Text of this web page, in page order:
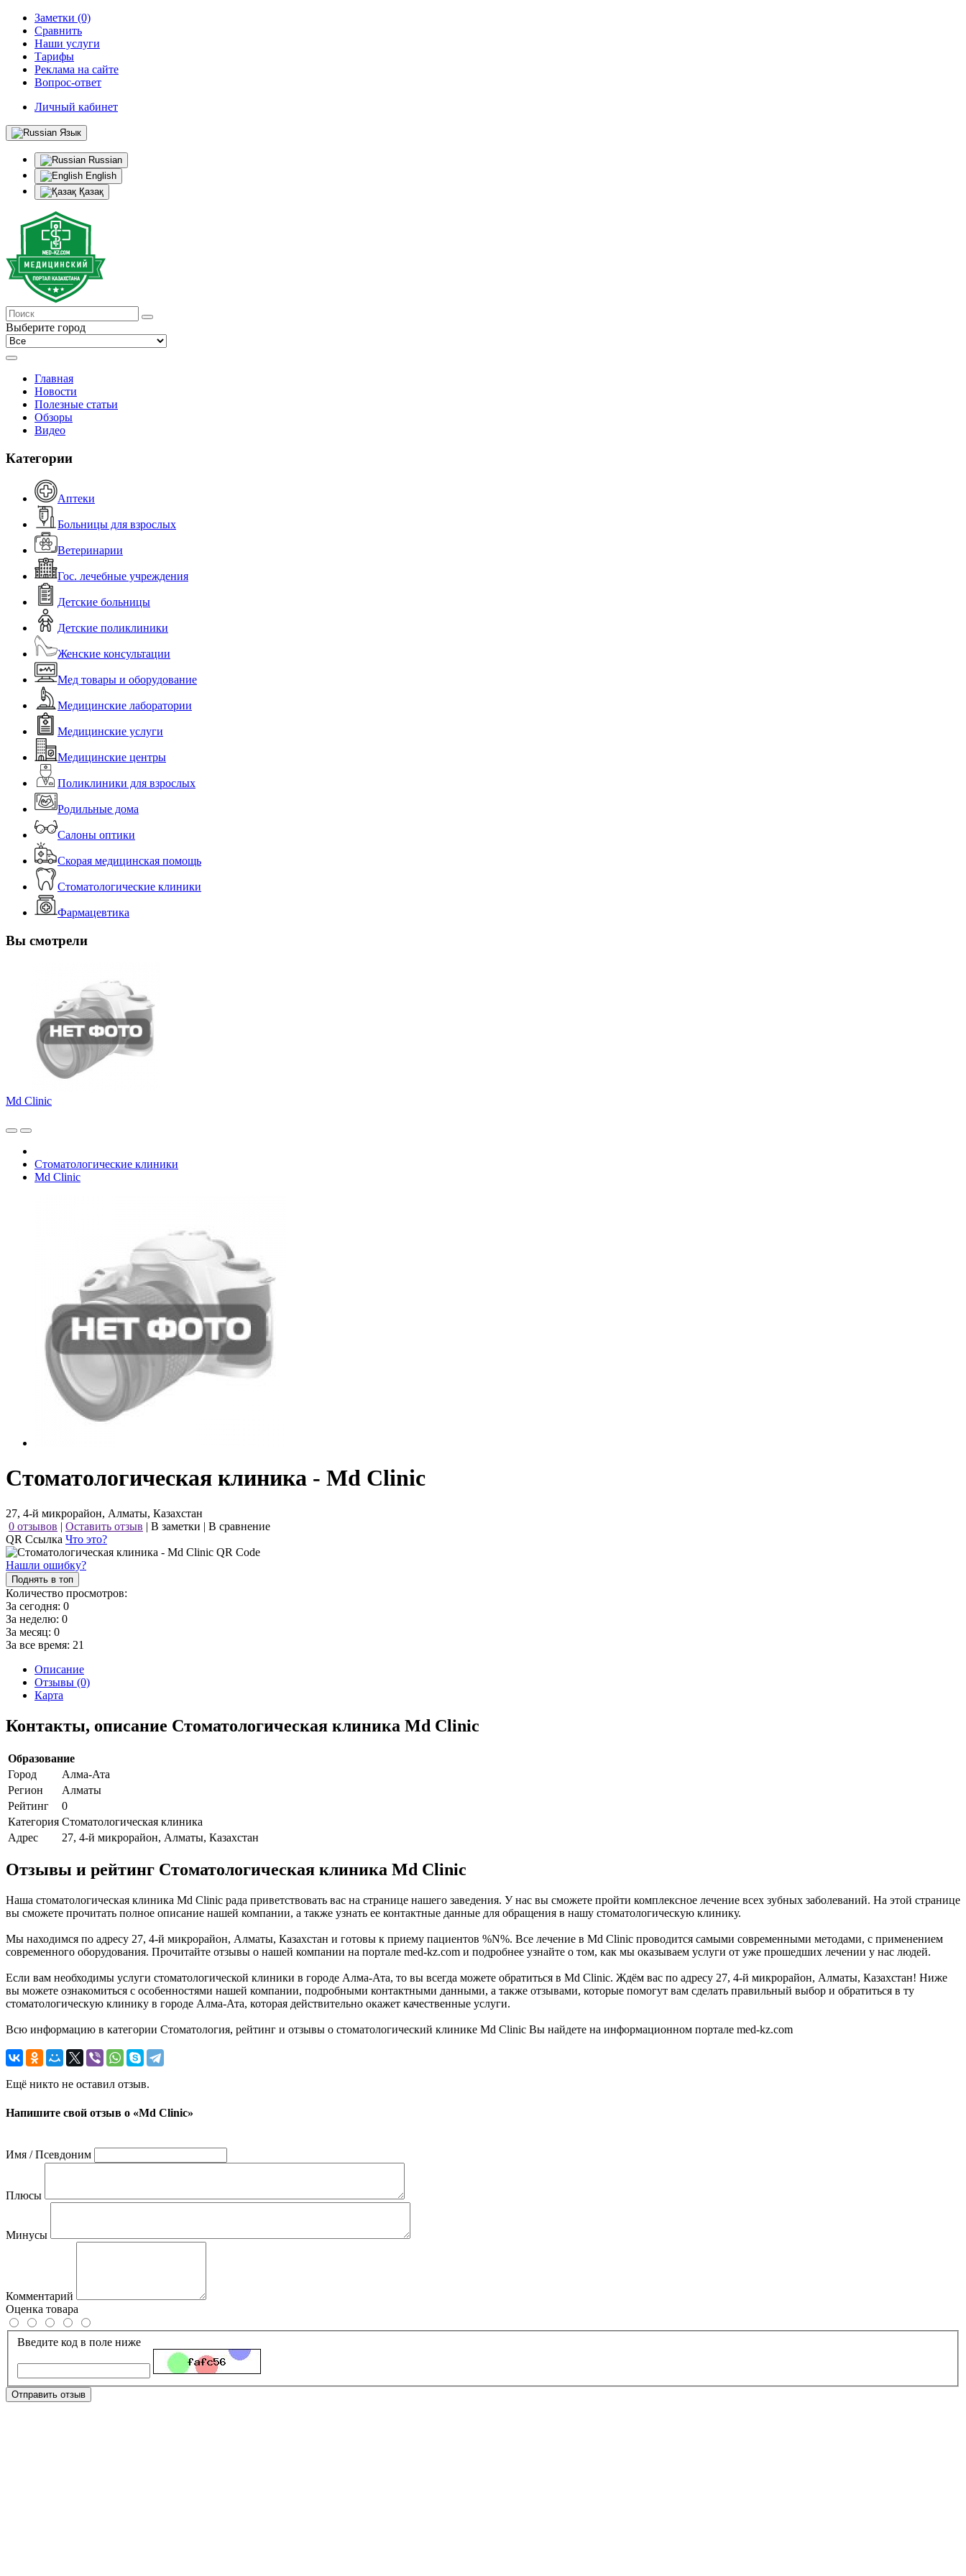
Заметки (0)
Сравнить
Наши услуги
Тарифы
Реклама на сайте
Вопрос-ответ
Личный кабинет
Язык
Russian
English
Қазақ
Выберите город
Главная
Новости
Полезные статьи
Обзоры
Видео
Категории
Аптеки
Больницы для взрослых
Ветеринарии
Гос. лечебные учреждения
Детские больницы
Детские поликлиники
Женские консультации
Мед товары и оборудование
Медицинские лаборатории
Медицинские услуги
Медицинские центры
Поликлиники для взрослых
Родильные дома
Салоны оптики
Скорая медицинская помощь
Стоматологические клиники
Фармацевтика
Вы смотрели
Md Clinic
Стоматологические клиники
Md Clinic
Стоматологическая клиника - Md Clinic
27, 4-й микрорайон, Алматы, Казахстан
0 отзывов | Оставить отзыв | В заметки | В сравнение
QR Ссылка Что это?
Нашли ошибку?
Поднять в топ
Количество просмотров:
За сегодня: 0
За неделю: 0
За месяц: 0
За все время: 21
Описание
Отзывы (0)
Карта
Контакты, описание Стоматологическая клиника Md Clinic
Образование
Город
Алма-Ата
Регион
Алматы
Рейтинг
0
Категория Стоматологическая клиника
Адрес
27, 4-й микрорайон, Алматы, Казахстан
Отзывы и рейтинг Стоматологическая клиника Md Clinic
Наша стоматологическая клиника Md Clinic рада приветствовать вас на странице нашего заведения. У нас вы сможете пройти комплексное лечение всех зубных заболеваний. На этой странице
вы сможете прочитать полное описание нашей компании, а также узнать ее контактные данные для обращения в нашу стоматологическую клинику.
Мы находимся по адресу 27, 4-й микрорайон, Алматы, Казахстан и готовы к приему пациентов %N%. Все лечение в Md Clinic проводится самыми современными методами, с применением
современного оборудования. Прочитайте отзывы о нашей компании на портале med-kz.com и подробнее узнайте о том, как мы оказываем услуги от уже прошедших лечении у нас людей.
Если вам необходимы услуги стоматологической клиники в городе Алма-Ата, то вы всегда можете обратиться в Md Clinic. Ждём вас по адресу 27, 4-й микрорайон, Алматы, Казахстан! Ниже
вы можете ознакомиться с особенностями нашей компании, подробными контактными данными, а также отзывами, которые помогут вам сделать правильный выбор и обратиться в ту
стоматологическую клинику в городе Алма-Ата, которая действительно окажет качественные услуги.
Всю информацию в категории Стоматология, рейтинг и отзывы о стоматологический клинике Md Clinic Вы найдете на информационном портале med-kz.com
Ещё никто не оставил отзыв.
Напишите свой отзыв о «Md Clinic»
Имя / Псевдоним
Плюсы
Минусы
Комментарий
Оценка товара
Введите код в поле ниже
Отправить отзыв